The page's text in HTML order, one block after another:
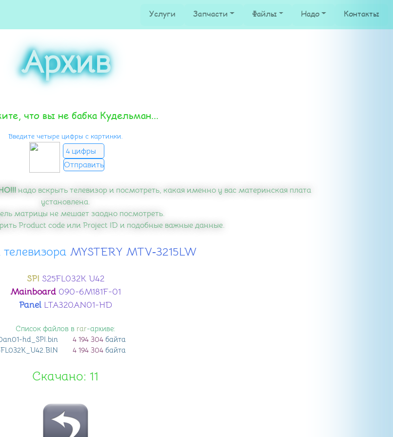
Услуги Запчасти Файлы Надо Контакты
Архив
что вы не бабка Кудельман...
Введите четыре цифры с картинки.
надо вскрыть телевизор и посмотреть, какая именно у вас материнская плата
установлена.
матрицы не мешает заодно посмотреть.
Product code или Project ID и подобные важные данные.
​ MYSTERY MTV‑3215LW
SPI S25FL032K U42
Mainboard090-6M181F-01
PanelLTA320AN01-HD
Список файлов в rar-архиве:
hd_SPI.bin 4 194 304 байта
.BIN 4 194 304 байта
Скачано: 11